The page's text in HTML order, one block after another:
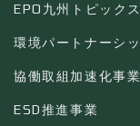
EPO九州トピックス
環境パートナーシ
協働取組加速化事業
ESD推進事業